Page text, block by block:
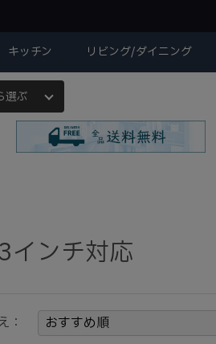
選ぶ
キッチン リビング/ダイニング
インチ対応
：